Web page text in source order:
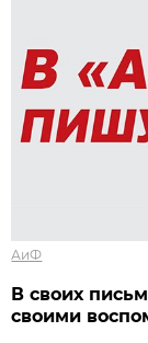
АиФ
В своих
своими